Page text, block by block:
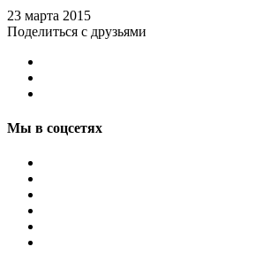
23 марта 2015
Поделиться с друзьями
Мы в соцсетях